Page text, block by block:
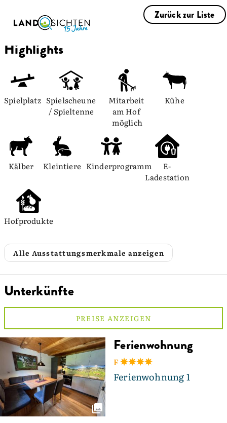
Zurück zur Liste
Highlights
Spielplatz Spielscheune
/ Spieltenne
Mitarbeit
am Hof
möglich
Kühe
Kälber Kleintiere Kinderprogramm
E-
Ladestation
Hofprodukte
Alle Ausstattungsmerkmale anzeigen
Unterkünfte
PREISE ANZEIGEN
Ferienwohnung
F
Ferienwohnung 1